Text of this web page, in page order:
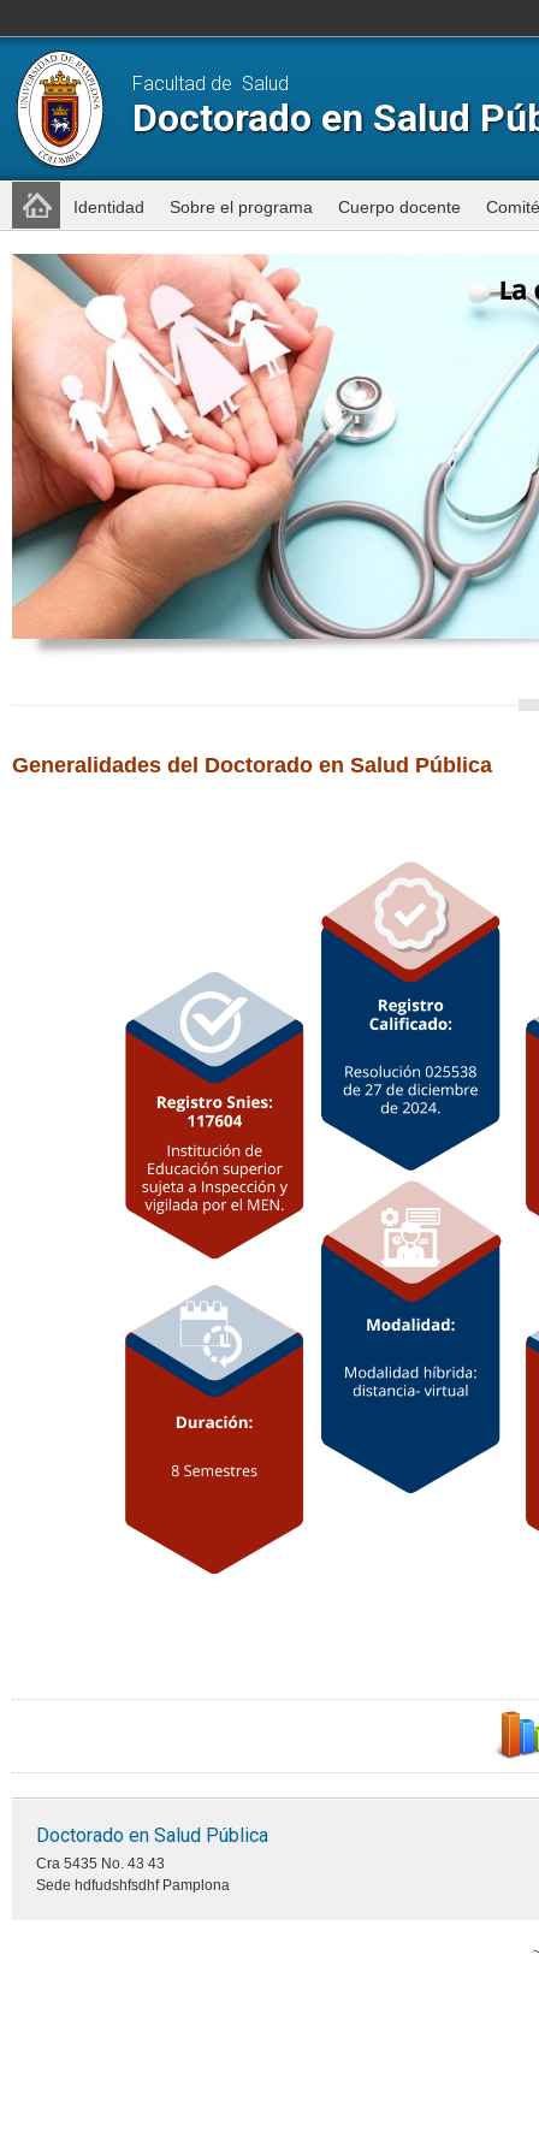
Facultad de Salud
Doctorado en Salud
Identidad Sobre el programa Cuerpo docente
Generalidades del Doctorado en Salud Pública
Doctorado en Salud Pública
Cra 5435 No. 43 43
Sede hdfudshfsdhf Pamplona